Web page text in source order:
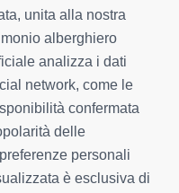
unita alla nostra
alberghiero
analizza i dati
network, come le
confermata
delle
personali
è esclusiva di